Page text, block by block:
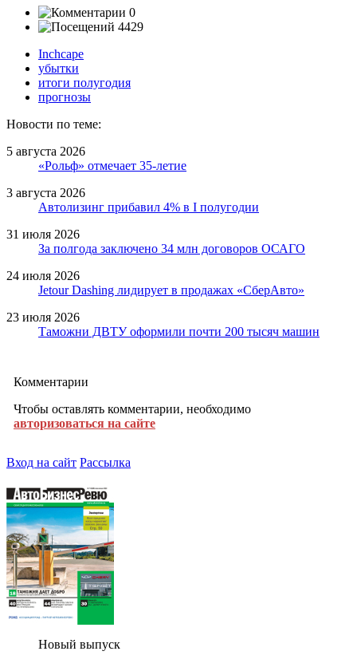
0
4429
Inchcape
убытки
итоги полугодия
прогнозы
Новости по теме:
5 августа 2026
«Рольф» отмечает 35-летие
3 августа 2026
Автолизинг прибавил 4% в I полугодии
31 июля 2026
За полгода заключено 34 млн договоров ОСАГО
24 июля 2026
Jetour Dashing лидирует в продажах «СберАвто»
23 июля 2026
Таможни ДВТУ оформили почти 200 тысяч машин
Комментарии
Чтобы оставлять комментарии, необходимо
авторизоваться на сайте
Вход на сайт Рассылка
Новый выпуск